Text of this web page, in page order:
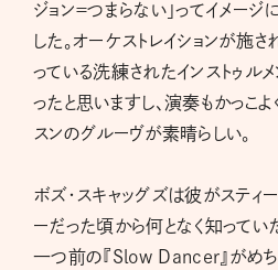
ジョン＝つまらない」ってイメー
した。オーケストレイションが施さ
っている洗練されたインストゥル
ったと思いますし、演奏もかっこよ
スンのグルーヴが素晴らしい。
ボズ・スキャッグズは彼がスティー
ーだった頃から何となく知ってい
一つ前の『Slow Dancer』がめち